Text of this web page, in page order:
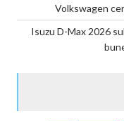
Volkswagen
Isuzu D-Max 2026